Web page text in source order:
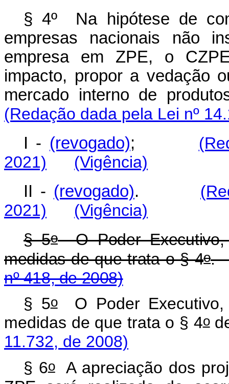
§ 4º Na hipótese de
empresas nacionais não
empresa em ZPE, o
impacto, propor a vedação
mercado interno de
(Redação dada pela Lei nº
I - (revogado);
2021)
(Vigência)
II - (revogado).
2021)
(Vigência)
§ 5oO Poder Executivo,
medidas de que trata o § 4o
nº 418, de 2008)
§ 5oO Poder Executivo,
medidas de que trata o § 4o
11.732, de 2008)
§ 6oA apreciação dos